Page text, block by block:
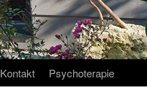
Kontakt Psychoterapie